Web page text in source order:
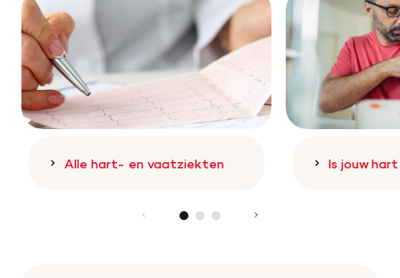
Wetenschappelijk onderzoek
Doneer
Alle hart- en vaatziekten Is jouw